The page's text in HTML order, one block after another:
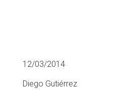
12/03/2014
Diego Gutiérrez